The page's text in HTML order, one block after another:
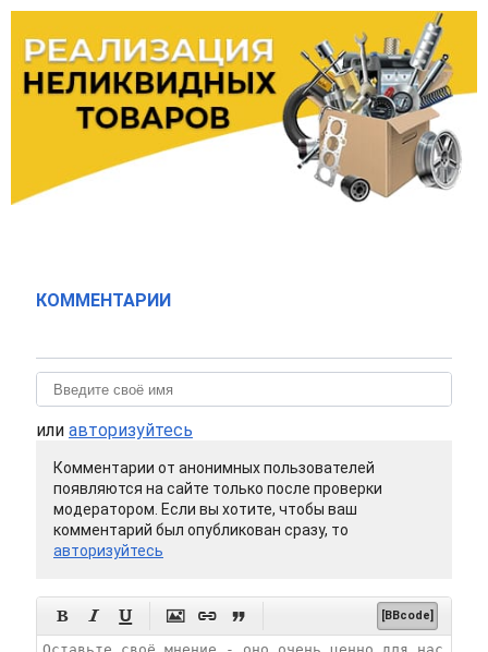
КОММЕНТАРИИ
или авторизуйтесь
Комментарии от анонимных пользователей
появляются на сайте только после проверки
модератором. Если вы хотите, чтобы ваш
комментарий был опубликован сразу, то
авторизуйтесь
      [BBcode]